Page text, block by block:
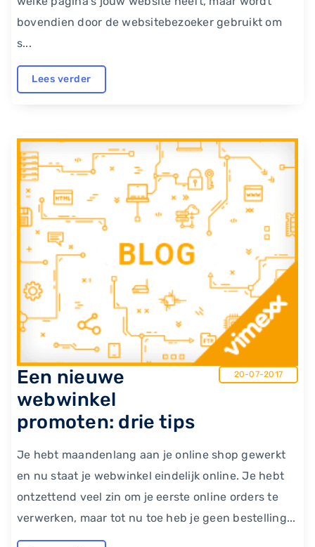
bovendien door de websitebezoeker gebruikt om
s...
Lees verder
Een nieuwe
webwinkel
promoten: drie tips
20-07-2017
Je hebt maandenlang aan je online shop gewerkt
en nu staat je webwinkel eindelijk online. Je hebt
ontzettend veel zin om je eerste online orders te
verwerken, maar tot nu toe heb je geen bestelling...